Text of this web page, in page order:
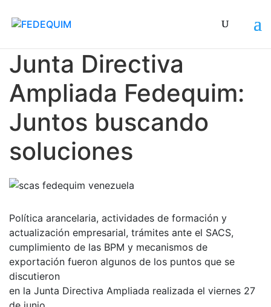
Junta Directiva
Ampliada Fedequim:
Juntos buscando
soluciones
Política arancelaria, actividades de formación y
actualización empresarial, trámites ante el SACS,
cumplimiento de las BPM y mecanismos de
exportación fueron algunos de los puntos que se
discutieron
en la Junta Directiva Ampliada realizada el viernes 27